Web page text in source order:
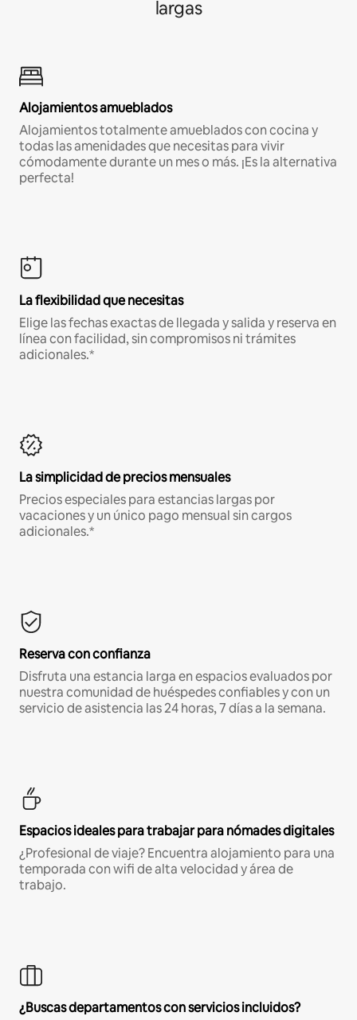
largas
Alojamientos amueblados
Alojamientos totalmente amueblados con cocina y
todas las amenidades que necesitas para vivir
cómodamente durante un mes o más. ¡Es la alternativa
perfecta!
La flexibilidad que necesitas
Elige las fechas exactas de llegada y salida y reserva en
línea con facilidad, sin compromisos ni trámites
adicionales.*
La simplicidad de precios mensuales
Precios especiales para estancias largas por
vacaciones y un único pago mensual sin cargos
adicionales.*
Reserva con confianza
Disfruta una estancia larga en espacios evaluados por
nuestra comunidad de huéspedes confiables y con un
servicio de asistencia las 24 horas, 7 días a la semana.
Espacios ideales para trabajar para nómades digitales
¿Profesional de viaje? Encuentra alojamiento para una
temporada con wifi de alta velocidad y área de
trabajo.
¿Buscas departamentos con servicios incluidos?